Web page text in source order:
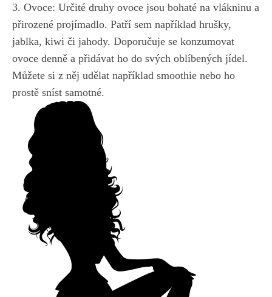
3. Ovoce: Určité druhy ovoce jsou bohaté na vlákninu a
přirozené projímadlo. Patří sem například hrušky,
jablka, kiwi či jahody. Doporučuje se konzumovat
ovoce denně a přidávat ho do svých oblíbených jídel.
Můžete si z něj udělat například smoothie nebo ho
prostě sníst samotné.